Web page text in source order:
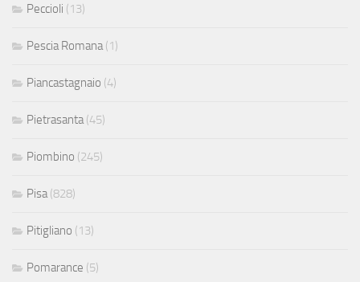
Peccioli (13)
Pescia Romana (1)
Piancastagnaio (4)
Pietrasanta (45)
Piombino (245)
Pisa (828)
Pitigliano (13)
Pomarance (5)